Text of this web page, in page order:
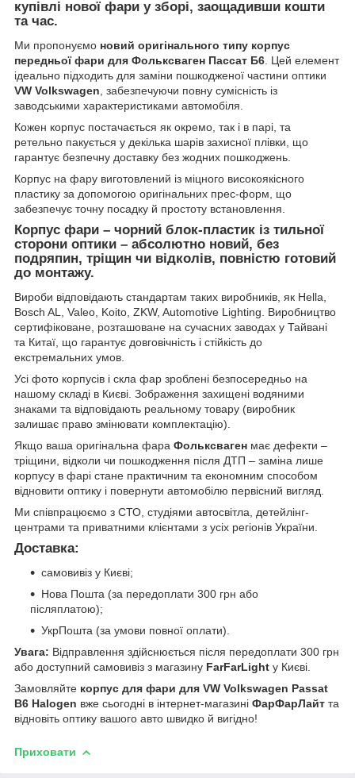
купівлі нової фари у зборі, заощадивши кошти
та час.
Ми пропонуємо новий оригінального типу корпус
передньої фари для Фольксваген Пассат Б6. Цей елемент
ідеально підходить для заміни пошкодженої частини оптики
VW Volkswagen, забезпечуючи повну сумісність із
заводськими характеристиками автомобіля.
Кожен корпус постачається як окремо, так і в парі, та
ретельно пакується у декілька шарів захисної плівки, що
гарантує безпечну доставку без жодних пошкоджень.
Корпус на фару виготовлений із міцного високоякісного
пластику за допомогою оригінальних прес-форм, що
забезпечує точну посадку й простоту встановлення.
Корпус фари – чорний блок-пластик із тильної
сторони оптики – абсолютно новий, без
подряпин, тріщин чи відколів, повністю готовий
до монтажу.
Вироби відповідають стандартам таких виробників, як Hella,
Bosch AL, Valeo, Koito, ZKW, Automotive Lighting. Виробництво
сертифіковане, розташоване на сучасних заводах у Тайвані
та Китаї, що гарантує довговічність і стійкість до
екстремальних умов.
Усі фото корпусів і скла фар зроблені безпосередньо на
нашому складі в Києві. Зображення захищені водяними
знаками та відповідають реальному товару (виробник
залишає право змінювати комплектацію).
Якщо ваша оригінальна фара Фольксваген має дефекти –
тріщини, відколи чи пошкодження після ДТП – заміна лише
корпусу в фарі стане практичним та економним способом
відновити оптику і повернути автомобілю первісний вигляд.
Ми співпрацюємо з СТО, студіями автосвітла, детейлінг-
центрами та приватними клієнтами з усіх регіонів України.
Доставка:
самовивіз у Києві;
Нова Пошта (за передоплати 300 грн або
післяплатою);
УкрПошта (за умови повної оплати).
Увага: Відправлення здійснюється після передоплати 300 грн
або доступний самовивіз з магазину FarFarLight у Києві.
Замовляйте корпус для фари для VW Volkswagen Passat
B6 Halogen вже сьогодні в інтернет-магазині ФарФарЛайт та
відновіть оптику вашого авто швидко й вигідно!
Приховати